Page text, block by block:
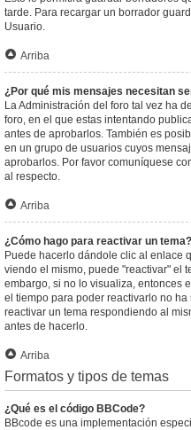
tarde. Para recargar un borrador
Usuario.
Arriba
¿Por qué mis mensajes necesitan
La Administración del foro tal vez ha
foro, en el que estas intentando
antes de aprobarlos. También es
en un grupo de usuarios cuyos
aprobarlos. Por favor comuníquese
al respecto.
Arriba
¿Cómo hago para reactivar un tema?
Puede hacerlo dándole clic al enlace
viendo el mismo, puede "reactivar" el
embargo, si no lo visualiza, entonces
el tiempo para poder reactivarlo no
reactivar un tema respondiendo al
antes de hacerlo.
Arriba
Formatos y tipos de temas
¿Qué es el código BBCode?
BBcode es una implementación